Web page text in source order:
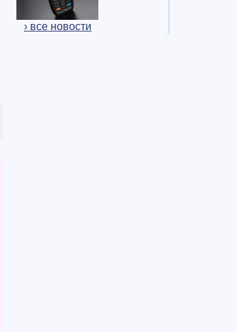
› все новости